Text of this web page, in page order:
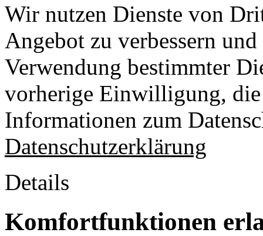
Wir nutzen Dienste von
Angebot zu verbessern
Verwendung bestimmter
vorherige Einwilligung,
Informationen zum
Datenschutzerklärung
Details
Komfortfunktionen